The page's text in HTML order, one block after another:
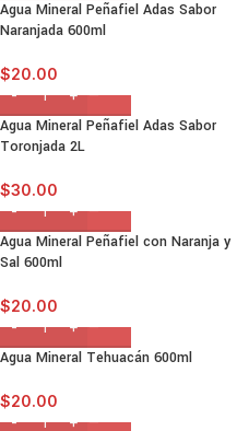
Agua Mineral Peñafiel Adas Sabor
Naranjada 600ml
$20.00
Agua Mineral Peñafiel Adas Sabor
Toronjada 2L
$30.00
Agua Mineral Peñafiel con Naranja y
Sal 600ml
$20.00
Agua Mineral Tehuacán 600ml
$20.00